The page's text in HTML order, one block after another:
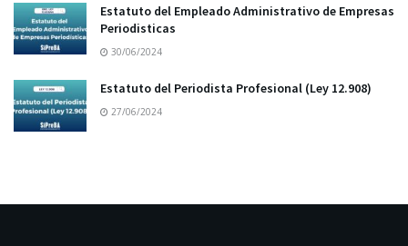
Estatuto del Empleado Administrativo de Empresas
Periodisticas
30/06/2024
Estatuto del Periodista Profesional (Ley 12.908)
27/06/2024